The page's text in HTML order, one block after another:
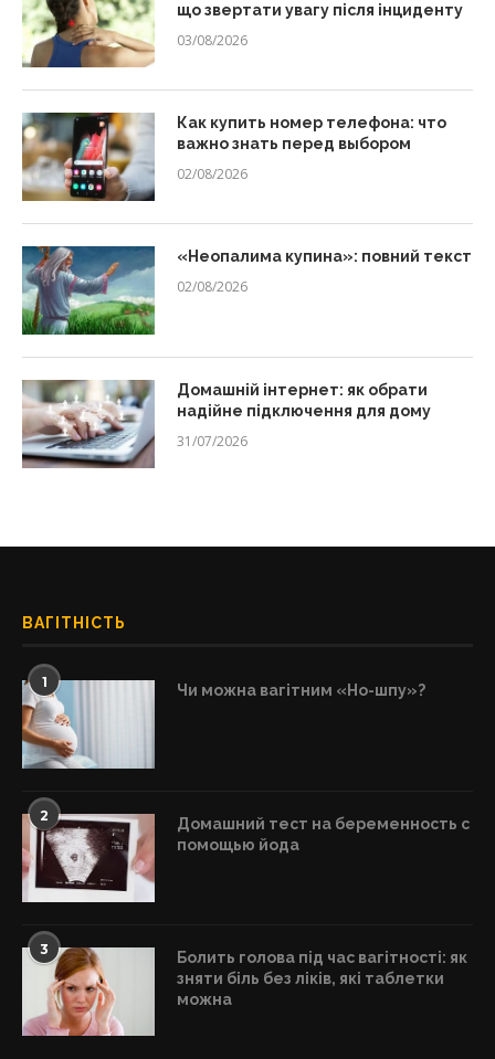
що звертати увагу після інциденту
03/08/2026
Как купить номер телефона: что
важно знать перед выбором
02/08/2026
«Неопалима купина»: повний текст
02/08/2026
Домашній інтернет: як обрати
надійне підключення для дому
31/07/2026
ВАГІТНІСТЬ
1 Чи можна вагітним «Но-шпу»?
2
Домашний тест на беременность с
помощью йода
3
Болить голова під час вагітності: як
зняти біль без ліків, які таблетки
можна